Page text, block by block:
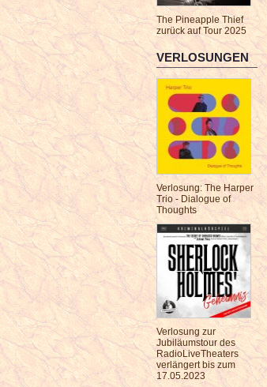
The Pineapple Thief
zurück auf Tour 2025
VERLOSUNGEN
Verlosung: The Harper
Trio - Dialogue of
Thoughts
Verlosung zur
Jubiläumstour des
RadioLiveTheaters
verlängert bis zum
17.05.2023